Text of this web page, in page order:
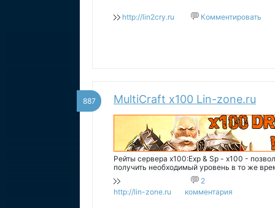
http://lin2cry.ru Комментировать
887 MultiCraft x100 Lin-zone.ru
Рейты сервера x100:Exp & Sp - x100 -
получить необходимый уровень в то же
персонажа.Adena - x150.Drop & Spoil -
http://lin-zone.ru
2
комментария